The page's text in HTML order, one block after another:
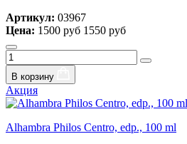
Артикул: 03967
Цена: 1500 руб 1550 руб
В корзину
Акция
Alhambra Philos Centro, edp., 100 ml